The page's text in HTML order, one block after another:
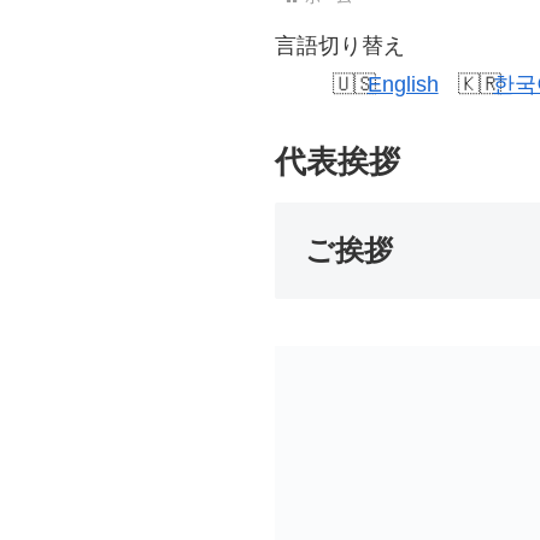
言語切り替え
English
한
代表挨拶
ご挨拶